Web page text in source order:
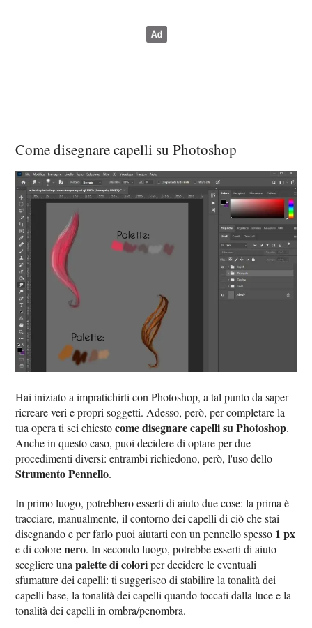
Come disegnare capelli su Photoshop
Hai iniziato a impratichirti con Photoshop, a tal punto da saper
ricreare veri e propri soggetti. Adesso, però, per completare la
tua opera ti sei chiestocome disegnare capelli su Photoshop.
Anche in questo caso, puoi decidere di optare per due
procedimenti diversi: entrambi richiedono, però, l'uso dello
Strumento Pennello.
In primo luogo, potrebbero esserti di aiuto due cose: la prima è
tracciare, manualmente, il contorno dei capelli di ciò che stai
disegnando e per farlo puoi aiutarti con un pennello spesso 1 px
e di colorenero. In secondo luogo, potrebbe esserti di aiuto
scegliere unapalette di coloriper decidere le eventuali
sfumature dei capelli: ti suggerisco di stabilire la tonalità dei
capelli base, la tonalità dei capelli quando toccati dalla luce e la
tonalità dei capelli in ombra/penombra.